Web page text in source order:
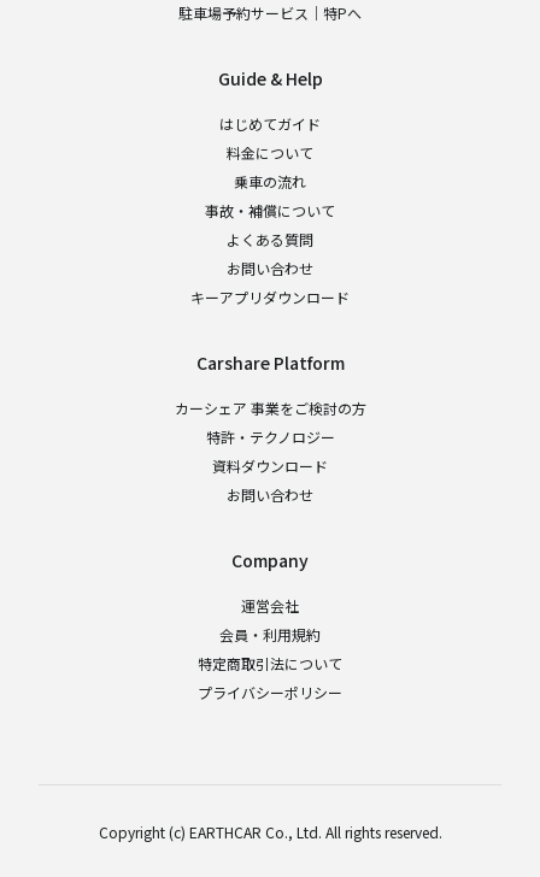
駐車場予約サービス｜特Pへ
Guide & Help
はじめてガイド
料金について
乗車の流れ
事故・補償について
よくある質問
お問い合わせ
キーアプリダウンロード
Carshare Platform
カーシェア 事業をご検討の方
特許・テクノロジー
資料ダウンロード
お問い合わせ
Company
運営会社
会員・利用規約
特定商取引法について
プライバシーポリシー
Copyright (c) EARTHCAR Co., Ltd. All rights reserved.